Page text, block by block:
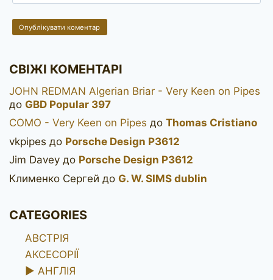
СВІЖІ КОМЕНТАРІ
JOHN REDMAN Algerian Briar - Very Keen on Pipes
до GBD Popular 397
COMO - Very Keen on Pipes до Thomas Cristiano
vkpipes до Porsche Design P3612
Jim Davey до Porsche Design P3612
Клименко Сергей до G. W. SIMS dublin
CATEGORIES
АВСТРІЯ
АКСЕСОРІЇ
► АНГЛІЯ